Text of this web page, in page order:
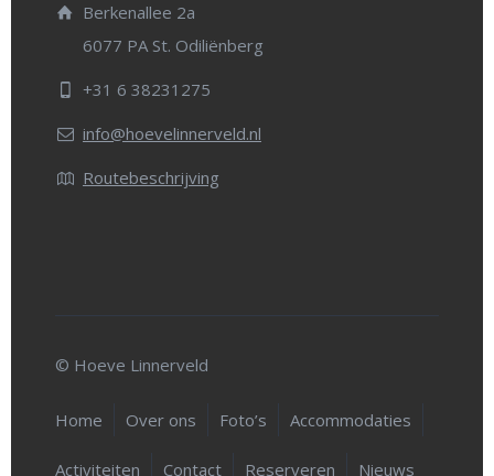
Berkenallee 2a
6077 PA St. Odiliënberg
+31 6 38231275
info@hoevelinnerveld.nl
Routebeschrijving
© Hoeve Linnerveld
Home Over ons Foto’s Accommodaties
Activiteiten Contact Reserveren Nieuws